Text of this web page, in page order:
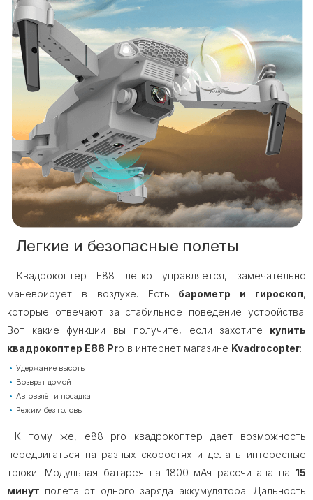
Легкие и безопасные полеты
Квадрокоптер E88 легко управляется, замечательно
маневрирует в воздухе. Есть барометр и гироскоп,
которые отвечают за стабильное поведение устройства.
Вот какие функции вы получите, если захотите купить
квадрокоптер E88 Pro в интернет магазине Kvadrocopter:
Удержание высоты
Возврат домой
Автовзлёт и посадка
Режим без головы
К тому же, e88 pro квадрокоптер дает возможность
передвигаться на разных скоростях и делать интересные
трюки. Модульная батарея на 1800 мАч рассчитана на 15
минут полета от одного заряда аккумулятора. Дальность